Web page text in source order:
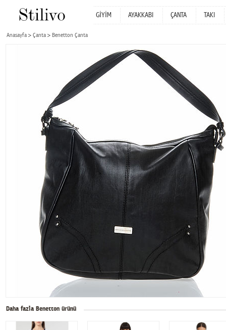
GİYİM AYAKKABI ÇANTA TAKI
Anasayfa Çanta Benetton Çanta
Daha fazla Benetton ürünü